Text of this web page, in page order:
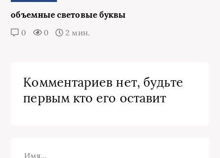
объемные световые буквы
0 0 2 мин.
Комментариев нет, будьте
первым кто его оставит